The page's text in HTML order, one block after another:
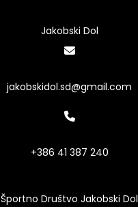
Jakobski Dol
jakobskidol.sd@gmail.com
+386 41 387 240
Športno Društvo Jakobski Dol